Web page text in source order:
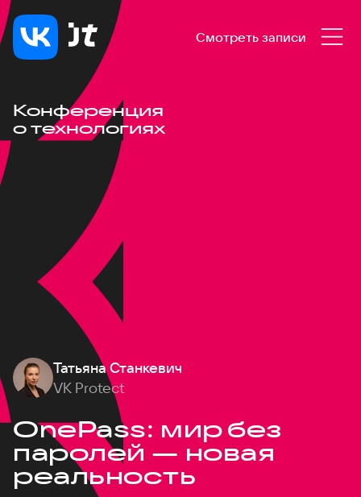
Смотреть записи
Конференция
о технологиях
Татьяна Станкевич
VK Protect
OnePass: мир без
паролей — новая
реальность